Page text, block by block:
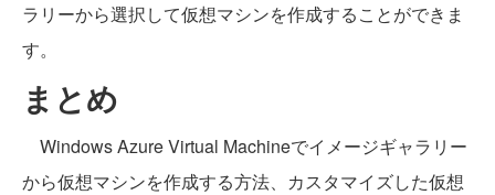
ラリーから選択して仮想マシンを作成することができま
す。
まとめ
Windows Azure Virtual Machineでイメージギャラリー
から仮想マシンを作成する方法、カスタマイズした仮想